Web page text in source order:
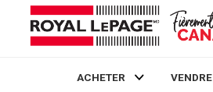
ACHETER VENDRE